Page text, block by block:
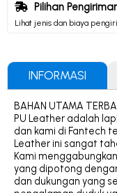
Pilihan
Lihat jenis dan biaya
INFORMASI
BAHAN UTAMA
PU Leather adalah
dan kami di Fantech
Leather ini sangat
Kami
yang dipotong
dan dukungan yang